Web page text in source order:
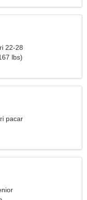
22-28
lbs)
pacar